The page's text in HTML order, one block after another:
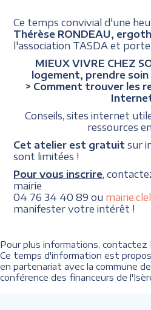
Ce temps convivial d'une
Thérèse RONDEAU,
l'association TASDA et
MIEUX VIVRE CHEZ
logement, prendre soin
> Comment trouver les
Conseils, sites internet
ressources en
Cet atelier est gratuit sur
sont limitées !
Pour vous inscrire ,
mairie
04 76 34 40 89 ou
manifester votre intérêt !
Pour plus informations, contactez
Ce temps d'information est
en partenariat avec la commune de
conférence des financeurs de